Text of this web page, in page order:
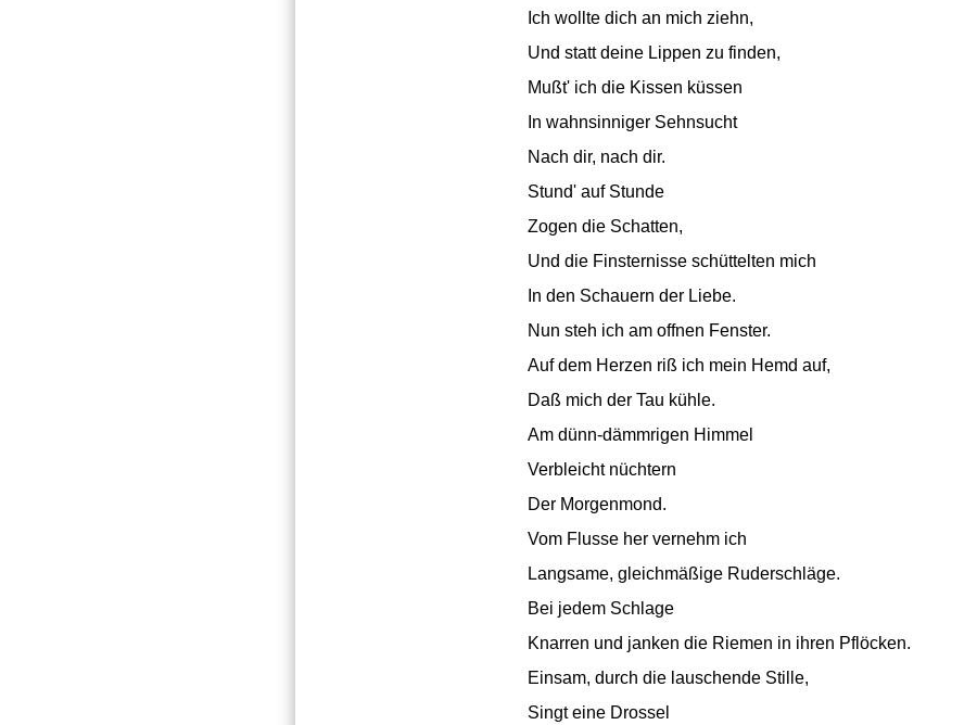
Ich wollte dich an mich ziehn,
Und statt deine Lippen zu finden,
Mußt' ich die Kissen küssen
In wahnsinniger Sehnsucht
Nach dir, nach dir.
Stund' auf Stunde
Zogen die Schatten,
Und die Finsternisse schüttelten mich
In den Schauern der Liebe.
Nun steh ich am offnen Fenster.
Auf dem Herzen riß ich mein Hemd auf,
Daß mich der Tau kühle.
Am dünn-dämmrigen Himmel
Verbleicht nüchtern
Der Morgenmond.
Vom Flusse her vernehm ich
Langsame, gleichmäßige Ruderschläge.
Bei jedem Schlage
Knarren und janken die Riemen in ihren Pflöcken.
Einsam, durch die lauschende Stille,
Singt eine Drossel